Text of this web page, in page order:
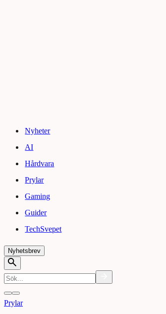
Nyheter
AI
Hårdvara
Prylar
Gaming
Guider
TechSvepet
Nyhetsbrev
Prylar